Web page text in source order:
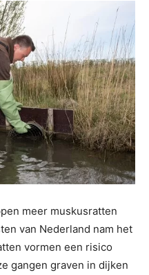
meer muskusratten
van Nederland nam het
vormen een risico
gangen graven in dijken